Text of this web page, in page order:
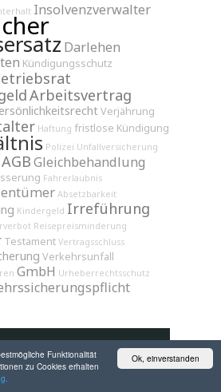
Ok, einverstanden
Funktionalität
zu Cookies erhalten
Insolvenzverwalter
Darlehen
Kündigungsschutz
Arbeitsvertrag
Verjährung
Haftung fristlose Kündigung
Polizei Unfallversicherung
AGBGleichbehandlung
Fahrerlaubnis
Absetzbarkeit
Kindergeld Irreführung
Reisepreisminderung
Testament Vertragsschluss
Verkehrsunfall
GmbH Urheberrechtsschutz